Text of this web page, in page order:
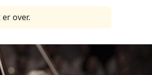
over.